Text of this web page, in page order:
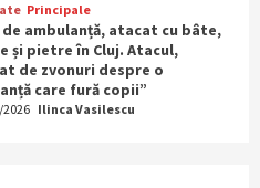
Principale
de ambulanță, atacat cu bâte,
și pietre în Cluj. Atacul,
de zvonuri despre o
care fură copii”
Ilinca Vasilescu